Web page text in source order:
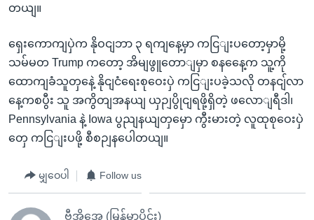
တယျ။
ရှေးကောကျပှဲက နိုဝငျဘာ ၃ ရကျနေ့မှာ ကငြျးပတော့မှာမို့
သမ်မတ Trump ကတော့ အိမျဖွူတောျမှာ စနနေေ့က သူ့ကို
ထောကျခံသူတှနေဲ့ နိုငျငံရေးစုဝေးပှဲ ကငြျးပခဲ့သလို တနငျ်လာ
နေ့ကစပွီး သူ အကွိတျအနယျ ယှဉျပွိုငျရဖို့ရှိတဲ့ ဖလောျရီဒါ၊
Pennsylvania နဲ့ Iowa ပွညျနယျတှမှော ကွီးမားတဲ့ လူထုစုဝေးပှဲ
တှေ ကငြျးပဖို့ စီစဉျနပေါတယျ။
မျှဝေပါ Follow us
ဗွီအိုအေ (မြန်မာပိုင်း)